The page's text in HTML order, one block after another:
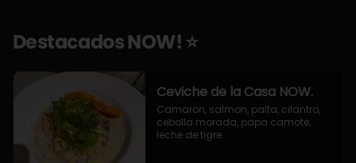
Destacados NOW! ⭐
Ceviche de la Casa NOW.
Camaron, salmon, palta, cilantro,
cebolla morada, papa camote,
leche de tigre.